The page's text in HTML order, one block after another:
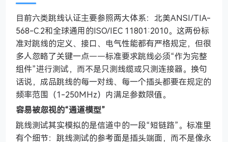
目前六类跳线认证主要参照两大体系：北美ANSI/TIA-
568-C.2和全球通用的ISO/IEC 11801:2010。这两份标
准对跳线的定义、接口、电气性能都有严格规定，但很
多人忽略了关键一点——标准要求跳线必须“作为完整
组件”进行测试，而不是只测线缆或只测连接器。换句
话说，成品跳线的每一对线、每一个插头都要在规定的
频率范围（1-250MHz）内满足参数限值。
容易被忽视的“通道模型”
跳线测试其实模拟的是信道中的一段“短链路”。标准里
有个细节：跳线测试的参考面是插头端面，而不是像永